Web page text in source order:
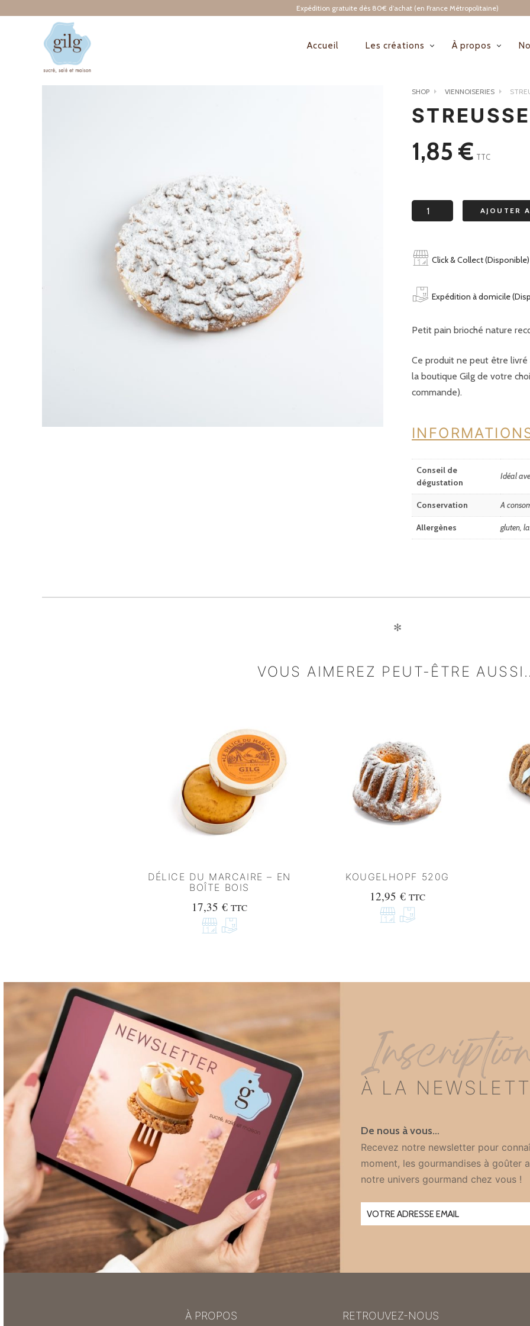
Expédition gratuite dès 80€ d’achat (en France Métropolitaine)
NAVIGATION
Accueil Les créations À propos
SHOP VIENNOISERIES
1,85€ TTC
quantité
de
AJOUTER
Click & Collect (Disponible)
Expédition à domicile
Petit pain brioché nature
Ce produit ne peut être livré
la boutique Gilg de votre
commande).
Conseil de
dégustation
Idéal
Conservation A
Allergènes gluten,
✻
VOUS AIMEREZ PEUT-ÊTRE
DÉLICE DU MARCAIRE – EN
BOÎTE BOIS
17,35 € TTC
KOUGELHOPF 520G
12,95 € TTC
À LA
De nous à vous…
Recevez notre newsletter pour
moment, les gourmandises à goûter
notre univers gourmand chez vous !
À PROPOS RETROUVEZ-NOUS